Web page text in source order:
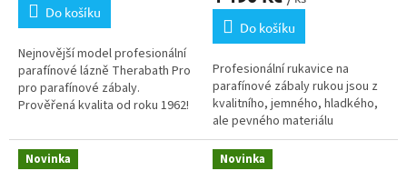
5,0
hvězdiček.
Do košíku
Nejnovější model profesionální
parafínové lázně Therabath Pro
pro parafínové zábaly.
Prověřená kvalita od roku 1962!
přístroji 1 balení...
Do košíku
Profesionální rukavice na
parafínové zábaly rukou jsou z
kvalitního, jemného, hladkého,
ale pevného materiálu
manšestrového typu.
Novinka Novinka